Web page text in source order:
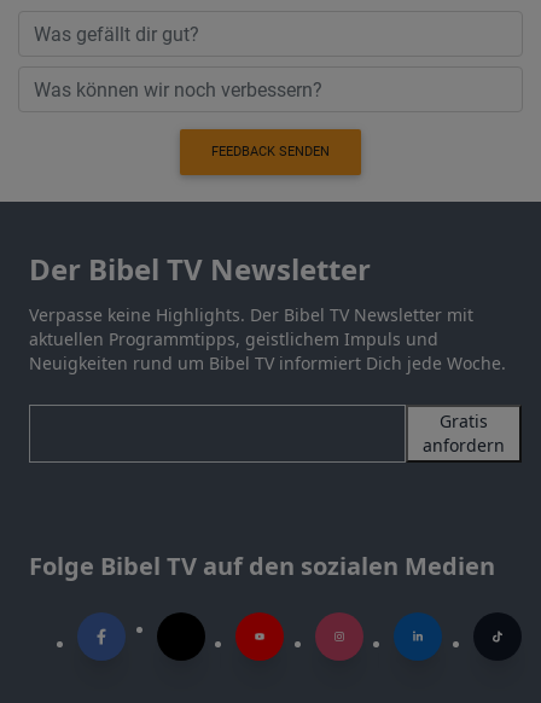
FEEDBACK SENDEN
Der Bibel TV Newsletter
Verpasse keine Highlights. Der Bibel TV Newsletter mit
aktuellen Programmtipps, geistlichem Impuls und
Neuigkeiten rund um Bibel TV informiert Dich jede Woche.
Gratis
anfordern
Folge Bibel TV auf den sozialen Medien